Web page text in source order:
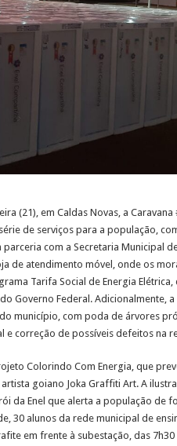
(21), em Caldas Novas, a Caravana
de serviços para a população,
com a Secretaria Municipal
de atendimento móvel, onde os
Tarifa Social de Energia Elétrica,
Governo Federal. Adicionalmente,
município, com poda de árvores
e correção de possíveis defeitos na
Colorindo Com Energia, que
goiano Joka Graffiti Art. A
da Enel que alerta a população de
30 alunos da rede municipal de
em frente à subestação, das 7h30